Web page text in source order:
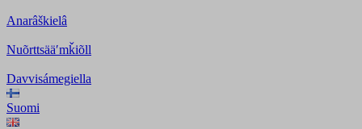
Anarâškielâ
Nuõrttsääʹmǩiõll
Davvisámegiella
Suomi